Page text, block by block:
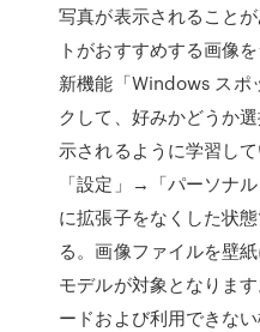
写真が表示されること
トがおすすめする画像
新機能「Windows スポ
クして、好みかどうか
示されるように学習し
「設定」→「パーソナ
に拡張子をなくした状
る。画像ファイルを壁
モデルが対象となりま
ードおよび利用できな